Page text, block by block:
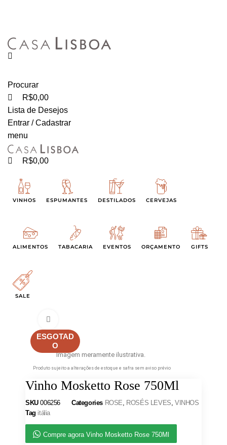
Procurar
R$0,00
Lista de Desejos
Entrar / Cadastrar
menu
R$0,00
VINHOS ESPUMANTES DESTILADOS CERVEJAS
ALIMENTOS TABACARIA EVENTOS ORÇAMENTO GIFTS
SALE
ESGOTAD
O
Imagem meramente ilustrativa.
Produto sujeito a alterações de estoque e safra sem aviso prévio
Vinho Mosketto Rose 750Ml
SKU006256 Categories ROSE, ROSÉS LEVES,VINHOS
Tag itália
Compre agora Vinho Mosketto Rose 750Ml